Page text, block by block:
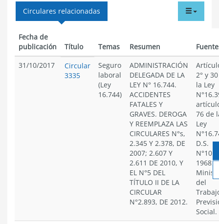
menu
Circulares relacionadas
Fecha de
publicación
Título Temas Resumen
31/10/2017
Circular
3335
Seguro
laboral
(Ley
16.744)
ADMINISTRACIÓN
DELEGADA DE LA
LEY N° 16.744.
ACCIDENTES
FATALES Y
GRAVES. DEROGA
Y REEMPLAZA LAS
CIRCULARES N°s,
2.345 Y 2.378, DE
2007; 2.607 Y
2.611 DE 2010, Y
EL N°5 DEL
TÍTULO II DE LA
CIRCULAR
N°2.893, DE 2012.
2° y
la Ley
76 de
Ley
D.S.
1968,
del
Social.